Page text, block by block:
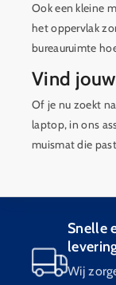
Ook een kleine
het oppervlak
bureauruimte
Vind
Of je nu zoekt
laptop, in ons
muismat die
Snelle
Wij